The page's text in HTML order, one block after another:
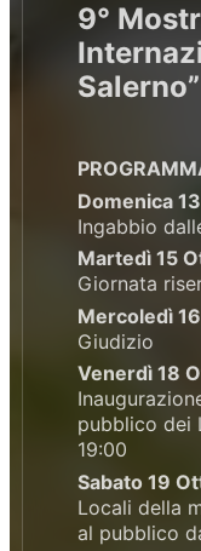
9°
Salerno”
Domenica
Ingabbio
Martedì 15
Giornata
Mercoledì
Giudizio
Venerdì 18
pubblico dei
19:00
Sabato 19
Locali della
al pubblico